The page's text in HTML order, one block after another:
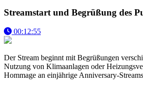
Streamstart und Begrüßung des
00:12:55
Der Stream beginnt mit Begrüßungen
Nutzung von Klimaanlagen oder
Hommage an einjährige Anniversary-